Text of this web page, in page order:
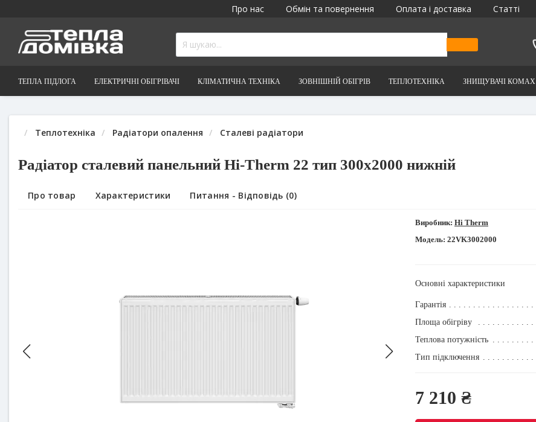
Про нас Обмін та повернення Оплата і доставка Статті
ТЕПЛА ПІДЛОГА ЕЛЕКТРИЧНІ ОБІГРІВАЧІ КЛІМАТИЧНА ТЕХНІКА ЗОВНІШНІЙ ОБІГРІВ ТЕПЛОТЕХНІКА ЗНИЩУВАЧІ КОМАХ
Теплотехніка Радіатори опалення Сталеві радіатори
Радіатор сталевий панельний Hi-Therm 22 тип 300x2000 нижній
Про товар Характеристики Питання - Відповідь (0)
Виробник: Hi Therm
Модель: 22VK3002000
Основні характеристики
Гарантія
Площа обігріву
Теплова потужність
Тип підключення
7 210 ₴